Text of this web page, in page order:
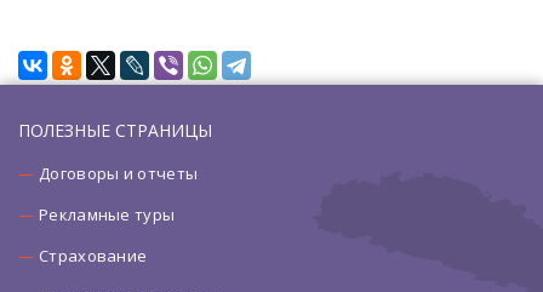
ПОЛЕЗНЫЕ СТРАНИЦЫ
Договоры и отчеты
Рекламные туры
Страхование